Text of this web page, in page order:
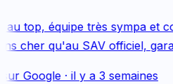
top, équipe très sympa et
cher qu'au SAV officiel,
Google· il y a 3 semaines